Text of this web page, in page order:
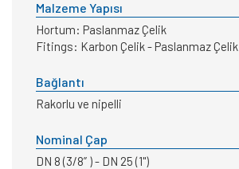
Malzeme Yapısı
Hortum: Paslanmaz Çelik
Fitings: Karbon Çelik - Paslanmaz Çelik
Bağlantı
Rakorlu ve nipelli
Nominal Çap
DN 8 (3/8” ) - DN 25 (1")